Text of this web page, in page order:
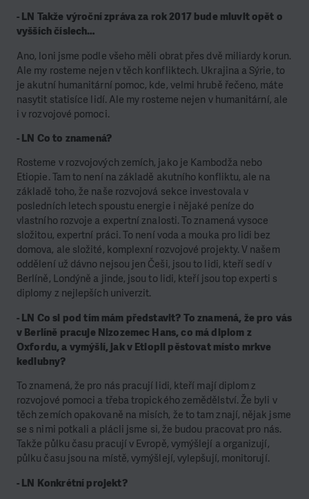
- LN Takže výroční zpráva za rok 2017 bude mluvit opět o
vyšších číslech…
Ano, loni jsme podle všeho měli obrat přes dvě miliardy korun.
Ale my rosteme nejen v těch konfliktech. Ukrajina a Sýrie, to
je akutní humanitární pomoc, kde, velmi hrubě řečeno, máte
nasytit statisíce lidí. Ale my rosteme nejen v humanitární, ale
i v rozvojové pomoci.
- LN Co to znamená?
Rosteme v rozvojových zemích, jako je Kambodža nebo
Etiopie. Tam to není na základě akutního konfliktu, ale na
základě toho, že naše rozvojová sekce investovala v
posledních letech spoustu energie i nějaké peníze do
vlastního rozvoje a expertní znalosti. To znamená vysoce
složitou, expertní práci. To není voda a mouka pro lidi bez
domova, ale složité, komplexní rozvojové projekty. V našem
oddělení už dávno nejsou jen Češi, jsou to lidi, kteří sedí v
Berlíně, Londýně a jinde, jsou to lidi, kteří jsou top experti s
diplomy z nejlepších univerzit.
- LN Co si pod tím mám představit? To znamená, že pro vás
v Berlíně pracuje Nizozemec Hans, co má diplom z
Oxfordu, a vymýšlí, jak v Etiopii pěstovat místo mrkve
kedlubny?
To znamená, že pro nás pracují lidi, kteří mají diplom z
rozvojové pomoci a třeba tropického zemědělství. Že byli v
těch zemích opakovaně na misích, že to tam znají, nějak jsme
se s nimi potkali a plácli jsme si, že budou pracovat pro nás.
Takže půlku času pracují v Evropě, vymýšlejí a organizují,
půlku času jsou na místě, vymýšlejí, vylepšují, monitorují.
- LN Konkrétní projekt?